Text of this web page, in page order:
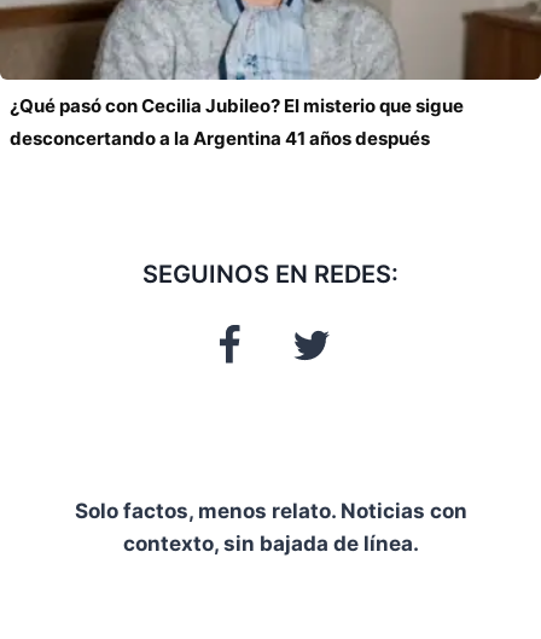
¿Qué pasó con Cecilia Jubileo? El misterio que sigue
desconcertando a la Argentina 41 años después
SEGUINOS EN REDES:
Solo factos, menos relato. Noticias con
contexto, sin bajada de línea.